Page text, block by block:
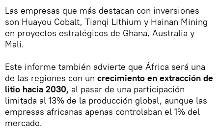
Las empresas que más destacan con inversiones
son Huayou Cobalt, Tianqi Lithium y Hainan Mining
en proyectos estratégicos de Ghana, Australia y
Mali.
Este informe también advierte que África será una
de las regiones con un crecimiento en extracción de
litio hacia 2030, al pasar de una participación
limitada al 13% de la producción global, aunque las
empresas africanas apenas controlaban el 1% del
mercado.